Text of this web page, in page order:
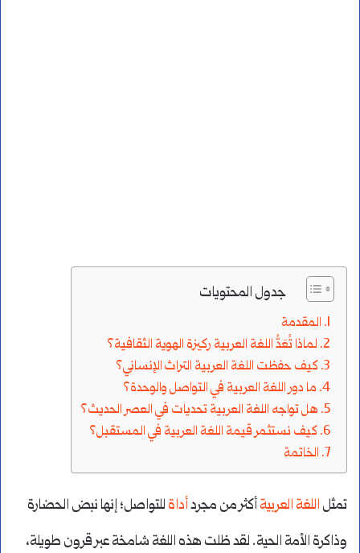
جدول المحتويات
المقدمة
لماذا تُعَدُّ اللغة العربية ركيزة الهوية الثقافية؟
كيف حفظت اللغة العربية التراث الإنساني؟
ما دور اللغة العربية في التواصل والوحدة؟
هل تواجه اللغة العربية تحديات في العصر الحديث؟
كيف نستثمر قيمة اللغة العربية في المستقبل؟
الخاتمة
تمثل اللغة العربيةأكثر من مجردأداة للتواصل؛ إنها نبض الحضارة
وذاكرة الأمة الحية. لقد ظلت هذه اللغة شامخة عبر قرون طويلة،